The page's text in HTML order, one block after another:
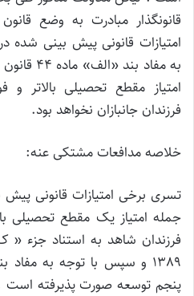
قانونگذار مبادرت به وضع
امتیازات قانونی پیش بینی شده
به مفاد
امتیاز مقطع تحصیلی بالاتر و
فرزندان جانبازان نخواهد بود.
خلاصه مدافعات مشتکی عنه:
تسری برخی امتیازات قانونی پیش
جمله امتیاز یک مقطع تحصیلی
پنجم توسعه صورت پذیرفته است